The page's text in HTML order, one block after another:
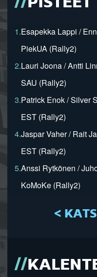
1.Esapekka Lappi /
PiekUA (Rally2)
2.Lauri Joona / Antti
SAU (Rally2)
3.Patrick Enok / Silver
EST (Rally2)
4.Jaspar Vaher / Rait
EST (Rally2)
5.Anssi Rytkönen /
KoMoKe (Rally2)
<